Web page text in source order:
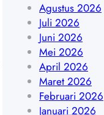
Agustus 2026
Juli 2026
Juni 2026
Mei 2026
April 2026
Maret 2026
Februari 2026
Januari 2026